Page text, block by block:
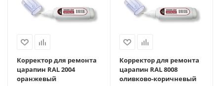
Корректор для ремонта
царапин RAL 2004
оранжевый
Корректор для ремонта
царапин RAL 8008
оливково-коричневый